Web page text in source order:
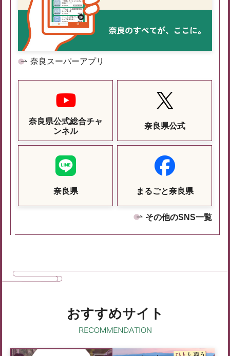
奈良スーパーアプリ
奈良県公式総合チャ
ンネル
奈良県公式
奈良県 まるごと奈良県
その他のSNS一覧
おすすめサイト